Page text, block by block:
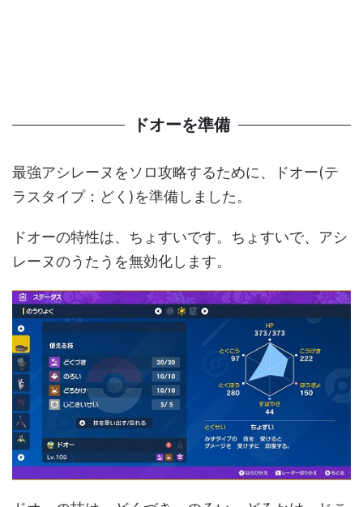
ドオーを準備
最強アシレーヌをソロ攻略するために、ドオー(テ
ラスタイプ：どく)を準備しました。
ドオーの特性は、ちょすいです。ちょすいで、アシ
レーヌのうたうを無効化します。